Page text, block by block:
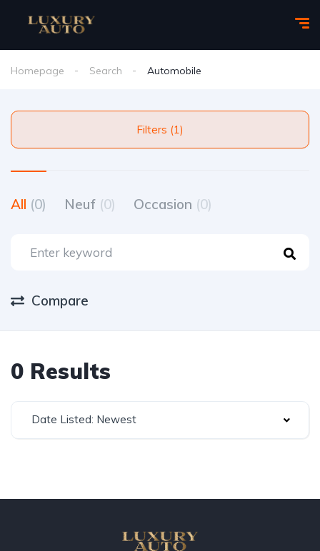
Homepage Search Automobile
Filters (1)
All (0) Neuf (0) Occasion (0)
Compare
0 Results
Date Listed: Newest